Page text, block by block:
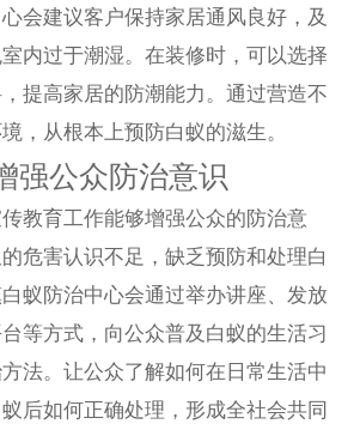
会建议客户保持家居通风良好，及
内过于潮湿。在装修时，可以选择
提高家居的防潮能力。通过营造不
，从根本上预防白蚁的滋生。
强公众防治意识
教育工作能够增强公众的防治意
危害认识不足，缺乏预防和处理白
蚁防治中心会通过举办讲座、发放
等方式，向公众普及白蚁的生活习
法。让公众了解如何在日常生活中
后如何正确处理，形成全社会共同